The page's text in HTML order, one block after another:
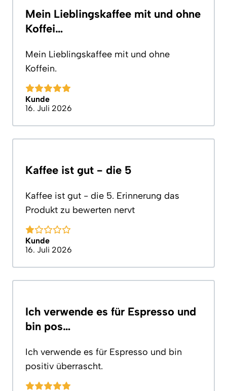
Mein Lieblingskaffee mit und ohne
Koffei…
Mein Lieblingskaffee mit und ohne
Koffein.
Kunde
16. Juli 2026
Kaffee ist gut - die 5
Kaffee ist gut - die 5. Erinnerung das
Produkt zu bewerten nervt
Kunde
16. Juli 2026
Ich verwende es für Espresso und
bin pos…
Ich verwende es für Espresso und bin
positiv überrascht.